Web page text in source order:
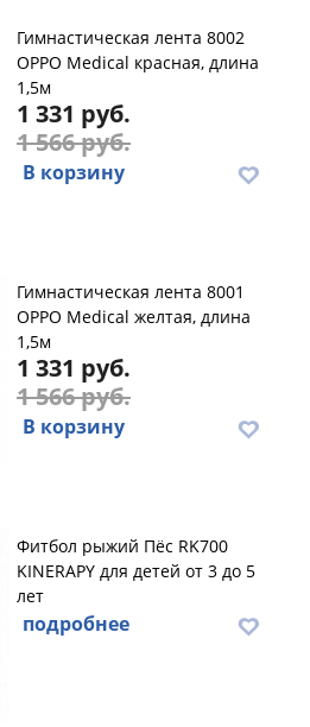
Гимнастическая лента 8002
OPPO Medical красная, длина
1,5м
1 331 руб.
1 566 руб.
В корзину
Гимнастическая лента 8001
OPPO Medical желтая, длина
1,5м
1 331 руб.
1 566 руб.
В корзину
Фитбол рыжий Пёс RK700
KINERAPY для детей от 3 до 5
лет
подробнее